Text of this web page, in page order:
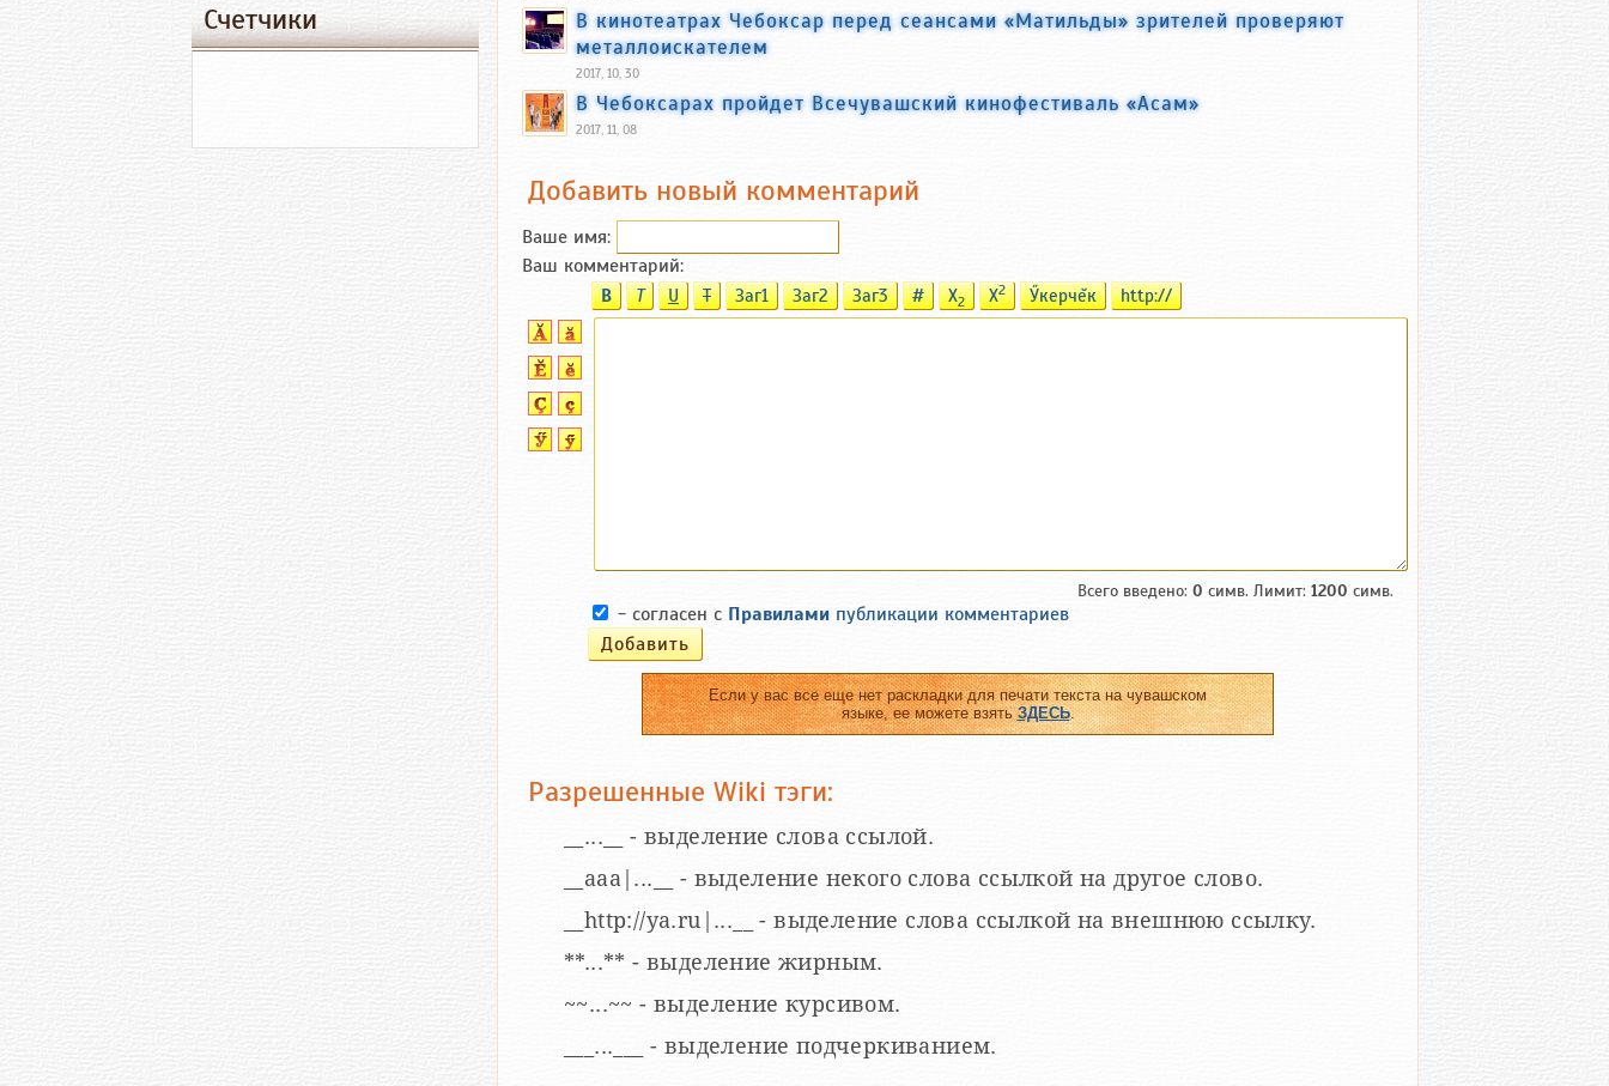
В кинотеатрах Чебоксар перед сеансами «Матильды» зрителей проверяют
металлоискателем
2017, 10, 30
В Чебоксарах пройдет Всечувашский кинофестиваль «Асам»
2017, 11, 08
Добавить новый комментарий
Ваше имя:
Ваш комментарий:
B T U T Заг1 Заг2 Заг3 # X2 X2 Ӳкерчĕк http://
Всего введено: 0 симв. Лимит: 1200 симв.
- согласен с Правилами публикации комментариев
Если у вас все еще нет раскладки для печати текста на чувашском
языке, ее можете взятьЗДЕСЬ.
Разрешенные Wiki тэги:
__...__ - выделение слова ссылой.
__aaa|...__ - выделение некого слова ссылкой на другое слово.
__http://ya.ru|...__ - выделение слова ссылкой на внешнюю ссылку.
**...** - выделение жирным.
~~...~~ - выделение курсивом.
___...___ - выделение подчеркиванием.
Счетчики